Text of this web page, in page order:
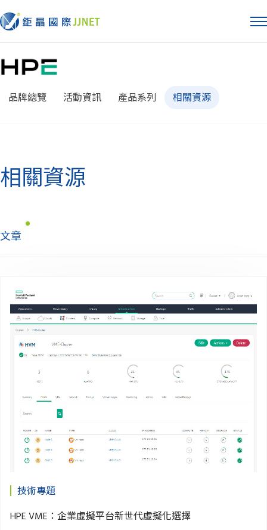
品牌總覽 活動資訊 產品系列 相關資源
相關資源
文章
技術專題
HPE VME：企業虛擬平台新世代虛擬化選擇